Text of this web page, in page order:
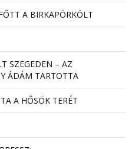
A BIRKAPÖRKÖLT
SZEGEDEN – AZ
ÁDÁM TARTOTTA
A HŐSÖK TERÉT